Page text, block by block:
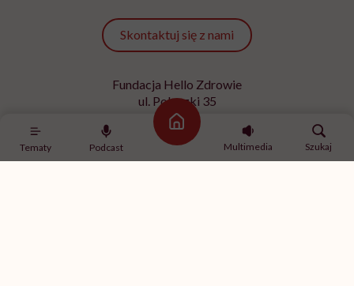
Tematy Podcast
Strona główna
Multimedia
Szukaj
Skontaktuj się z nami
Fundacja Hello Zdrowie
ul. Poleczki 35
02-822 Warszawa
NIP 9512613236
Kontakt z redakcją